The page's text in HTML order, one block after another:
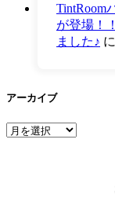
TintRoom
が登場！
ました♪ に
アーカイブ
ア